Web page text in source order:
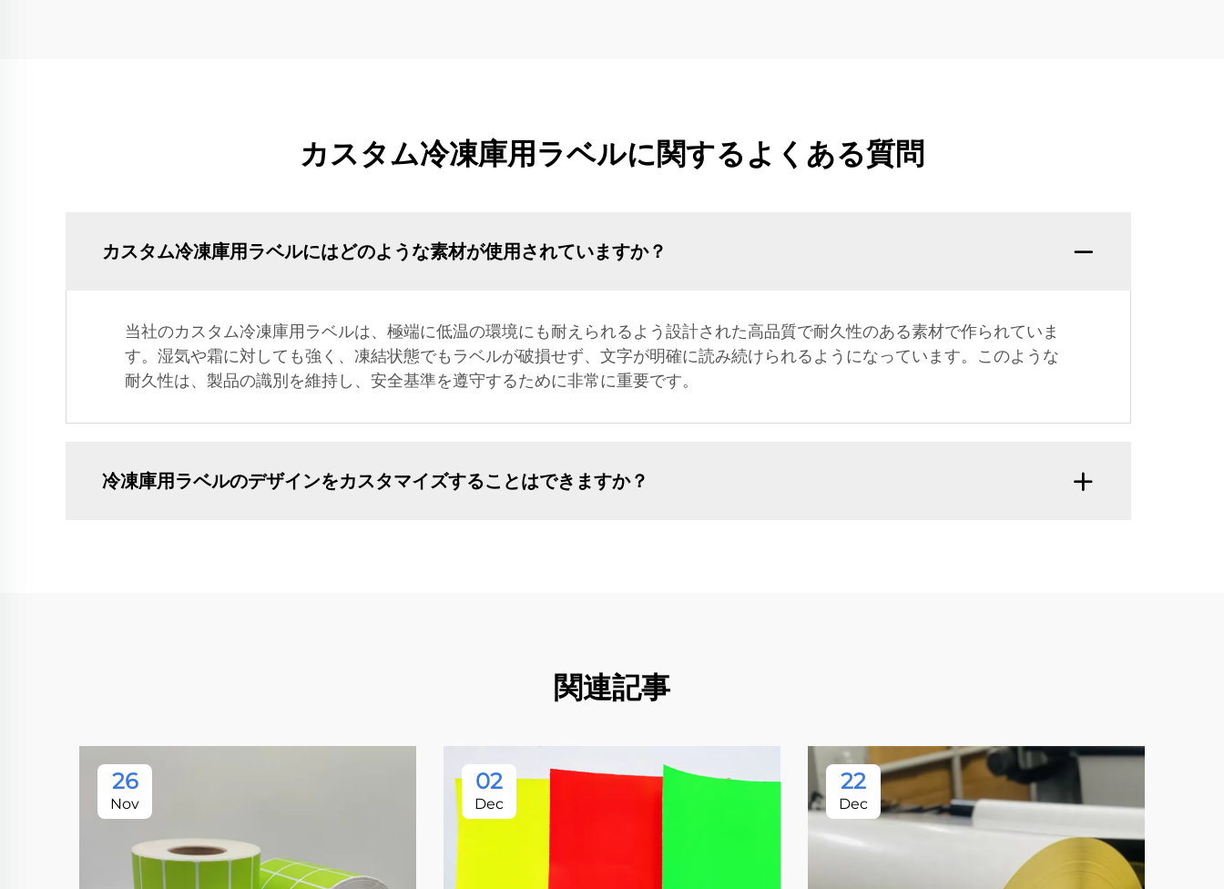
カスタム冷凍庫用ラベルに関するよくある質問
カスタム冷凍庫用ラベルにはどのような素材が使用されていますか？
当社のカスタム冷凍庫用ラベルは、極端に低温の環境にも耐えられるよう設計された高品質で耐久性のある素材で作られていま
す。湿気や霜に対しても強く、凍結状態でもラベルが破損せず、文字が明確に読み続けられるようになっています。このような
耐久性は、製品の識別を維持し、安全基準を遵守するために非常に重要です。
冷凍庫用ラベルのデザインをカスタマイズすることはできますか？
関連記事
26
Nov
02
Dec
22
Dec